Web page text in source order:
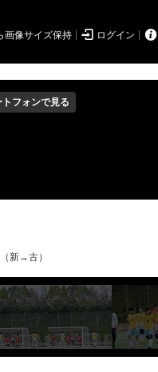
画像サイズ保持  ログイン 
トフォンで見る
新→古）